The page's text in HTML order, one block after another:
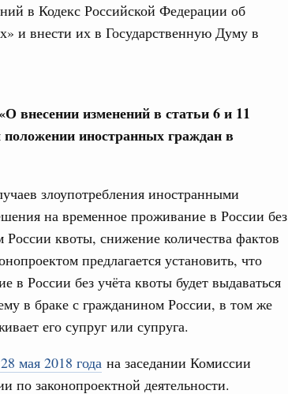
в Кодекс Российской Федерации об
и внести их в Государственную Думу в
внесении изменений в статьи 6 и 11
иностранных граждан в
злоупотребления иностранными
на временное проживание в России без
России квоты, снижение количества фактов
предлагается установить, что
в России без учёта квоты будет выдаваться
в браке с гражданином России, в том же
его супруг или супруга.
мая 2018 года на заседании Комиссии
по законопроектной деятельности.